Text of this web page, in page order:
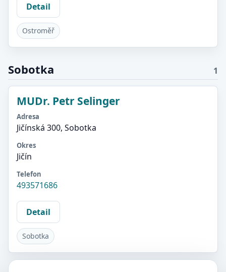
Detail
Ostroměř
Sobotka 1
MUDr. Petr Selinger
Adresa
Jičínská 300, Sobotka
Okres
Jičín
Telefon
493571686
Detail
Sobotka